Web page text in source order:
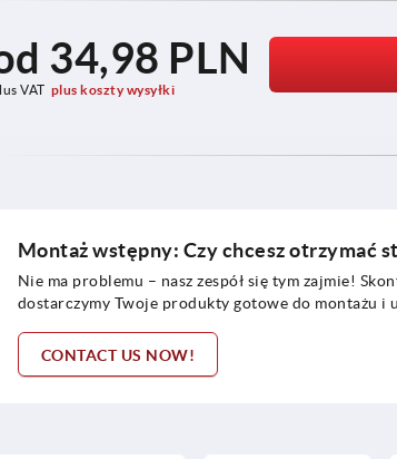
34,98 PLN
VAT plus koszty wysyłki
Montaż wstępny: Czy chcesz otrzymać
Nie ma problemu – nasz zespół się tym zajmie!
dostarczymy Twoje produkty gotowe do montażu i
CONTACT US NOW!